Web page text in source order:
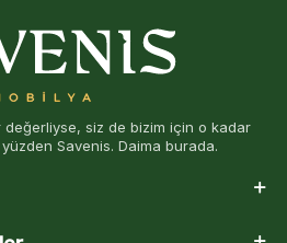
siz de bizim için o kadar
Savenis. Daima burada.